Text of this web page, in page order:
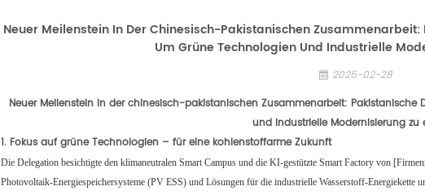
Neuer Meilenstein In Der Chinesisch-Pakistanischen
Um Grüne Technologien Und Industrielle
2025-02-28
Neuer Meilenstein in der chinesisch-pakistanischen Zusammenarbeit:
und industrielle Modernisierung zu
1. Fokus auf grüne Technologien – für eine kohlenstoffarme Zukunft
Die Delegation besichtigte den klimaneutralen Smart Campus und die KI-gestützte Smart Factory von
Photovoltaik-Energiespeichersysteme (PV ESS) und Lösungen für die industrielle Wasserstoff-Energiekette